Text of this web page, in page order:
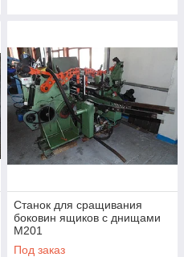
Станок для сращивания
боковин ящиков с днищами
М201
Под заказ